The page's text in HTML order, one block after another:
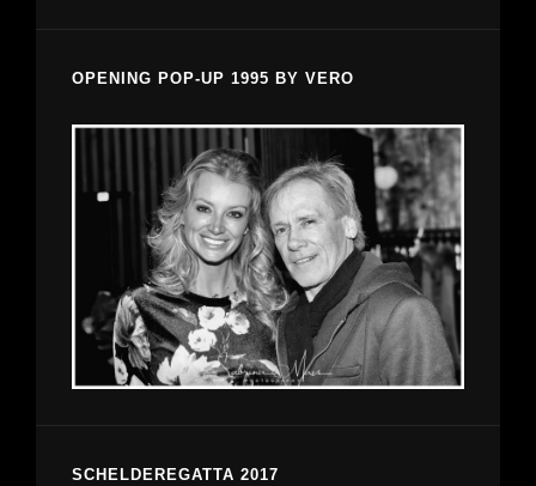
OPENING POP-UP 1995 BY VERO
SCHELDEREGATTA 2017